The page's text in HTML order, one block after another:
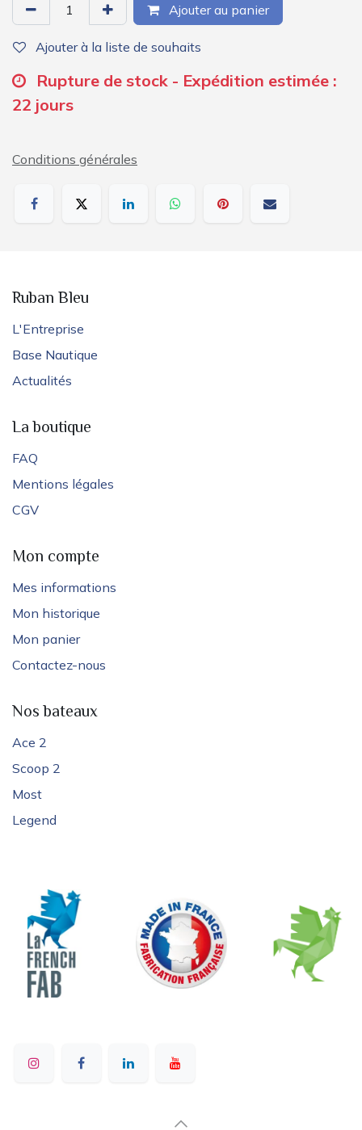
Ajouter au panier
Ajouter à la liste de souhaits
Rupture de stock - Expédition estimée :
22 jours
Conditions générales
Ruban Bleu
L'Entreprise
Base Nautique
Actualités
La boutique
FAQ
Mentions légales
CGV
Mon compte
Mes informations
Mon historique
Mon panier
Contactez-nous
Nos bateaux
Ace 2
Scoop 2
Most
Legend